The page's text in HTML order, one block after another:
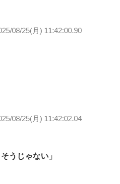
08/25(月) 11:42:00.90
08/25(月) 11:42:02.04
うじゃない」